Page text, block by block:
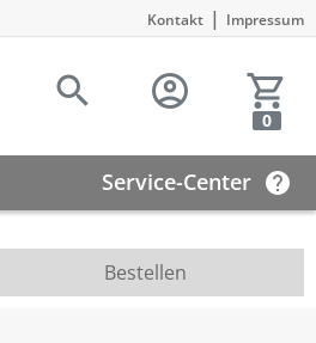
Kontakt | Impressum
0
Service-Center
Bestellen